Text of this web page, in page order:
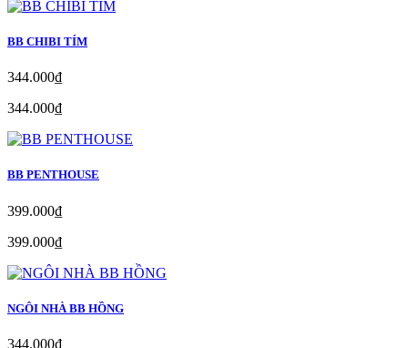
BB CHIBI TÍM
344.000₫
344.000₫
BB PENTHOUSE
399.000₫
399.000₫
NGÔI NHÀ BB HỒNG
344.000₫